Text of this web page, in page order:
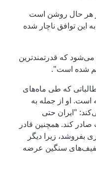
هر حال روشن است
این توافق ناچار شده
که قدرتمندترین
شده است".
که طی ماه‌های
او از جمله به
"ایران حتی
کند. همچنین قادر
بفروشد، زیرا دیگر
سنگین عرضه